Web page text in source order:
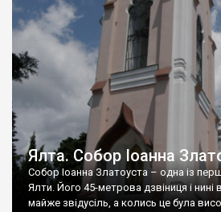
Ялта. Собор Іоанна
Собор Іоанна Златоуста – одна із
Ялти. Його 45-метрова дзвіниця і нині
майже звідусіль, а колись це була